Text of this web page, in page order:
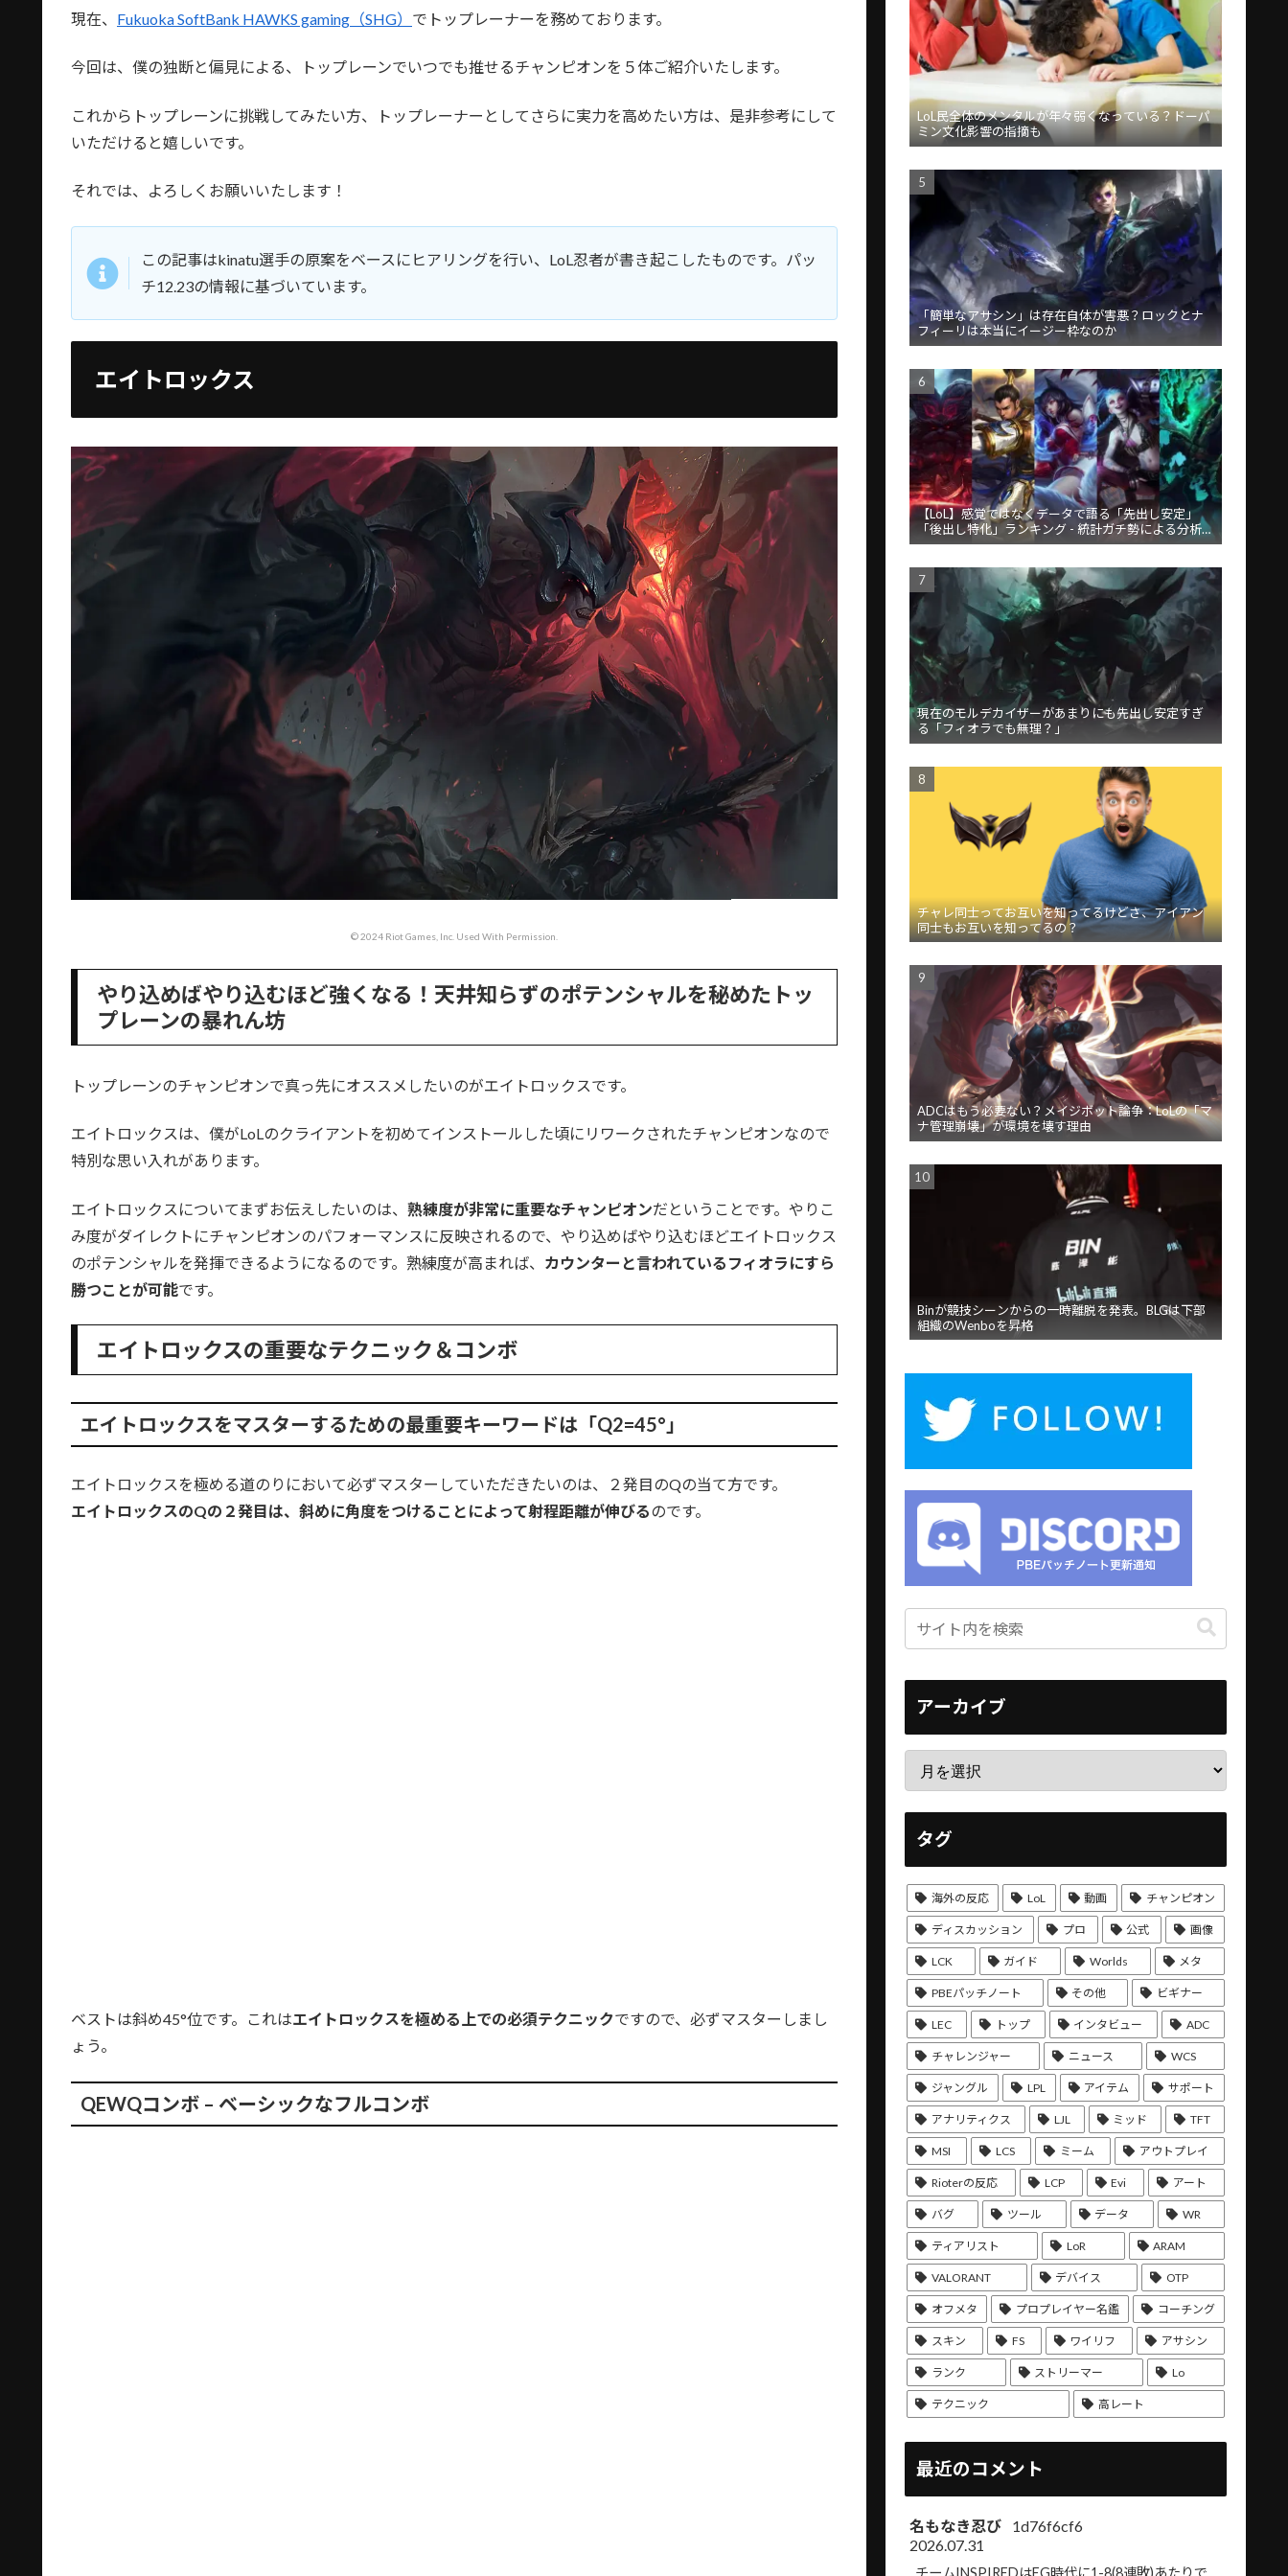
現在、 Fukuoka SoftBank HAWKS gaming（SHG） でトップレーナーを務めております。
今回は、僕の独断と偏見による、トップレーンでいつでも推せるチャンピオンを５体ご紹介いたします。
これからトップレーンに挑戦してみたい方、トップレーナーとしてさらに実力を高めたい方は、是非参考にして
いただけると嬉しいです。
それでは、よろしくお願いいたします！
この記事はkinatu選手の原案をベースにヒアリングを行い、LoL忍者が書き起こしたものです。パッ
チ12.23の情報に基づいています。
エイトロックス
© 2024 Riot Games, Inc. Used With Permission.
やり込めばやり込むほど強くなる！天井知らずのポテンシャルを秘めたトッ
プレーンの暴れん坊
トップレーンのチャンピオンで真っ先にオススメしたいのがエイトロックスです。
エイトロックスは、僕がLoLのクライアントを初めてインストールした頃にリワークされたチャンピオンなので
特別な思い入れがあります。
エイトロックスについてまずお伝えしたいのは、 熟練度が非常に重要なチャンピオンだということです。やりこ
み度がダイレクトにチャンピオンのパフォーマンスに反映されるので、やり込めばやり込むほどエイトロックス
のポテンシャルを発揮できるようになるのです。熟練度が高まれば、 カウンターと言われているフィオラにすら
勝つことが可能です。
エイトロックスの重要なテクニック＆コンボ
エイトロックスをマスターするための最重要キーワードは「Q2=45°」
エイトロックスを極める道のりにおいて必ずマスターしていただきたいのは、２発目のQの当て方です。
エイトロックスのQの２発目は、斜めに角度をつけることによって射程距離が伸びるのです。
ベストは斜め45°位です。これはエイトロックスを極める上での必須テクニックですので、必ずマスターしまし
ょう。
QEWQコンボ – ベーシックなフルコンボ
LoL民全体のメンタルが年々弱くなっている？ドーパ
ミン文化影響の指摘も
「簡単なアサシン」は存在自体が害悪？ロックとナ
フィーリは本当にイージー枠なのか
【LoL】感覚ではなくデータで語る「先出し安定」
「後出し特化」ランキング - 統計ガチ勢による分析が
話題
現在のモルデカイザーがあまりにも先出し安定すぎ
る「フィオラでも無理？」
チャレ同士ってお互いを知ってるけどさ、アイアン
同士もお互いを知ってるの？
ADCはもう必要ない？メイジボット論争：LoLの「マ
ナ管理崩壊」が環境を壊す理由
Binが競技シーンからの一時離脱を発表。BLGは下部
組織のWenboを昇格
アーカイブ
タグ
海外の反応 LoL 動画 チャンピオン
ディスカッション プロ 公式 画像
LCK ガイド Worlds メタ
PBEパッチノート その他 ビギナー
LEC トップ インタビュー ADC
チャレンジャー ニュース WCS
ジャングル LPL アイテム サポート
アナリティクス LJL ミッド TFT
MSI LCS ミーム アウトプレイ
Rioterの反応 LCP Evi アート
バグ ツール データ WR
ティアリスト LoR ARAM
VALORANT デバイス OTP
オフメタ プロプレイヤー名鑑 コーチング
スキン FS ワイリフ アサシン
ランク ストリーマー Lo
テクニック 高レート
最近のコメント
名もなき忍び
1d76f6cf6
2026.07.31
チームINSPIREDはEG時代に1-8(8連敗)あたりで